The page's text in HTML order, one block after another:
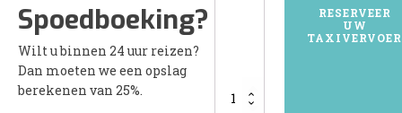
Spoedboeking?
Wilt u binnen 24 uur reizen?
Dan moeten we een opslag
berekenen van 25%.
RESERVEER
UW
TAXIVERVOER